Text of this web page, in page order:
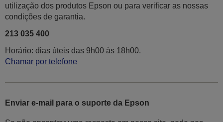
utilização dos produtos Epson ou para verificar as nossas
condições de garantia.
213 035 400
Horário: dias úteis das 9h00 às 18h00.
Chamar por telefone
Enviar e-mail para o suporte da Epson